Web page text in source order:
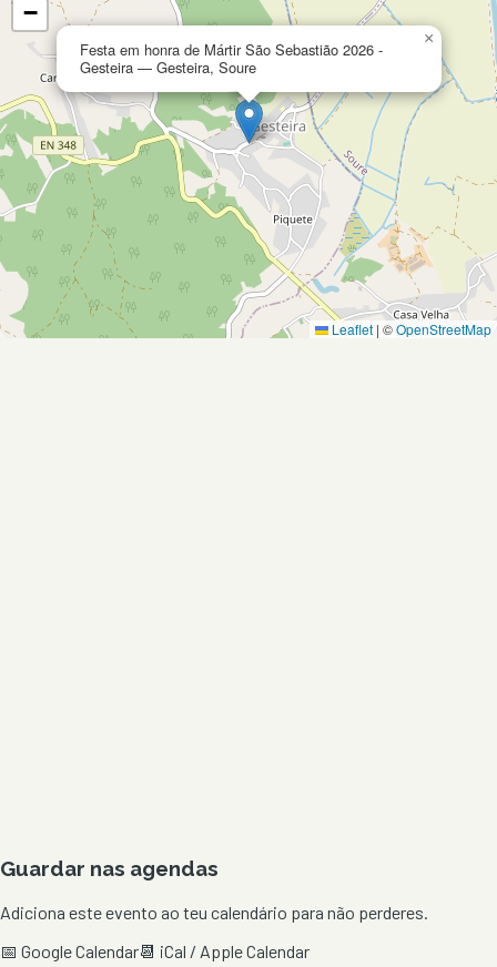
Festa em honra de Mártir São Sebastião 2026 -
Gesteira — Gesteira, Soure
×
−
Leaflet | ©OpenStreetMap
Guardar nas agendas
Adiciona este evento ao teu calendário para não perderes.
📅 Google Calendar📆 iCal / Apple Calendar